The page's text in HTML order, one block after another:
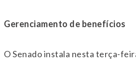
Gerenciamento de benefícios
O Senado instala nesta terça-